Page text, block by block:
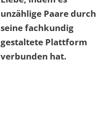
unzählige Paare durch
seine fachkundig
gestaltete Plattform
verbunden hat.